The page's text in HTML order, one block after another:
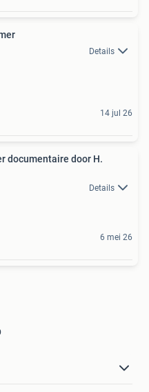
Details
14 jul 26
documentaire door H.
Details
6 mei 26